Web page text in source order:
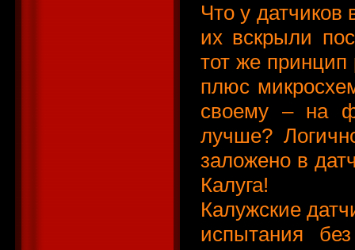
Что у датчиков
их вскрыли
тот же принцип
плюс
своему – на
лучше?
заложено в
Калуга!
Калужские
испытания